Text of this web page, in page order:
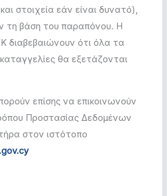
στοιχεία εάν είναι δυνατό),
τη βάση του παραπόνου. Η
διαβεβαιώνουν ότι όλα τα
θα εξετάζονται
επίσης να επικοινωνούν
Προστασίας Δεδομένων
στον ιστότοπο